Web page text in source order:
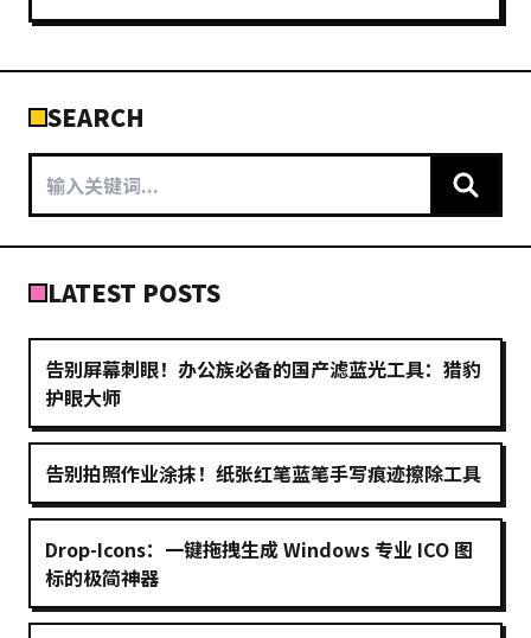
SEARCH
LATEST POSTS
告别屏幕刺眼！办公族必备的国产滤蓝光工具：猎豹
护眼大师
告别拍照作业涂抹！纸张红笔蓝笔手写痕迹擦除工具
Drop-Icons：一键拖拽生成 Windows 专业 ICO 图
标的极简神器